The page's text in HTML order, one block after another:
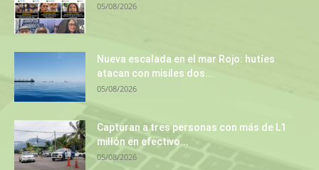
05/08/2026
Nueva escalada en el mar Rojo: hutíes
atacan con misiles dos...
05/08/2026
Capturan a tres personas con más de L1
millón en efectivo...
05/08/2026